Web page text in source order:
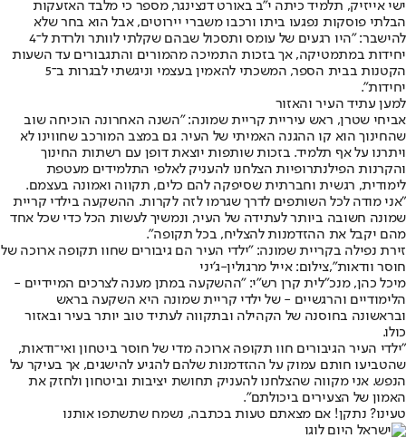
ישי אייזיק, תלמיד כיתה י"ב באורט דנצינגר, מספר כי מלבד האזעקות
הבלתי פוסקות נפגעו ביתו ורכבו משברי יירוטים, אבל הוא בחר שלא
להישבר: "היו רגעים של עומס ותסכול שבהם שקלתי לוותר ולרדת ל־4
יחידות במתמטיקה, אך בזכות התמיכה מהמורים והתגבורים עד השעות
הקטנות בבית הספר, המשכתי להאמין בעצמי וניגשתי לבגרות ב־5
יחידות".
למען עתיד העיר והאזור
אביחי שטרן, ראש עיריית קריית שמונה: "השנה האחרונה הוכיחה שוב
שהחינוך הוא קו ההגנה האמיתי של העיר. גם במצב המורכב שחווינו לא
ויתרנו על אף תלמיד. בזכות שותפות יוצאת דופן עם רשתות החינוך
והקרנות הפילנתרופיות הצלחנו להעניק לאלפי התלמידים מעטפת
לימודית, רגשית וחברתית שסיפקה להם כלים, תקווה ואמונה בעצמם.
"אני מודה לכל השותפים לדרך שגרמו לזה לקרות. ההשקעה בילדי קריית
שמונה חשובה ביותר לעתידה של העיר, ונמשיך לעשות הכל כדי שכל אחד
מהם יקבל את ההזדמנות להצליח, בכל תקופה".
זירת נפילה בקריית שמונה: "ילדי העיר הם גיבורים שחוו תקופה ארוכה של
חוסר וודאות",צילום: אייל מרגולין-ג'יני
מיכל כהן, מנכ"לית קרן רש"י: "ההשקעה במתן מענה לצרכים המיידיים -
הלימודיים והרגשיים - של ילדי קריית שמונה היא השקעה בראש
ובראשונה בחוסנה של הקהילה ובתקווה לעתיד טוב יותר בעיר ובאזור
כולו.
"ילדי העיר הגיבורים חוו תקופה ארוכה מדי של חוסר ביטחון ואי־ודאות,
שהטביעו חותם עמוק על ההזדמנות שלהם להגיע להישגים, אך בעיקר על
הנפש. אני מקווה שהצלחנו להעניק תחושת יציבות וביטחון ולחזק את
האמון של הצעירים ביכולתם".
טעינו? נתקן! אם מצאתם טעות בכתבה, נשמח שתשתפו אותנו